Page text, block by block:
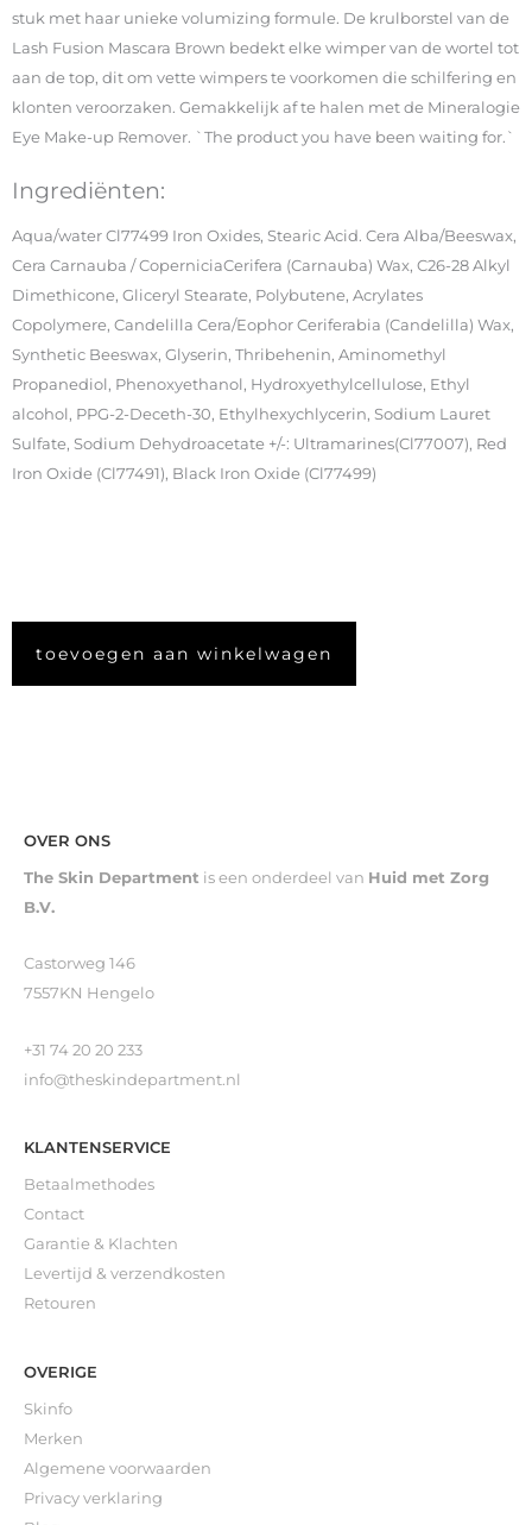
stuk met haar unieke volumizing formule. De krulborstel van de
Lash Fusion Mascara Brown bedekt elke wimper van de wortel tot
aan de top, dit om vette wimpers te voorkomen die schilfering en
klonten veroorzaken. Gemakkelijk af te halen met de Mineralogie
Eye Make-up Remover. `The product you have been waiting for.`
Ingrediënten:
Aqua/water Cl77499 Iron Oxides, Stearic Acid. Cera Alba/Beeswax,
Cera Carnauba / CoperniciaCerifera (Carnauba) Wax, C26-28 Alkyl
Dimethicone, Gliceryl Stearate, Polybutene, Acrylates
Copolymere, Candelilla Cera/Eophor Ceriferabia (Candelilla) Wax,
Synthetic Beeswax, Glyserin, Thribehenin, Aminomethyl
Propanediol, Phenoxyethanol, Hydroxyethylcellulose, Ethyl
alcohol, PPG-2-Deceth-30, Ethylhexychlycerin, Sodium Lauret
Sulfate, Sodium Dehydroacetate +/-: Ultramarines(Cl77007), Red
Iron Oxide (Cl77491), Black Iron Oxide (Cl77499)
toevoegen aan winkelwagen
OVER ONS
The Skin Department is een onderdeel van Huid met Zorg
B.V.
Castorweg 146
7557KN Hengelo
+31 74 20 20 233
info@theskindepartment.nl
KLANTENSERVICE
Betaalmethodes
Contact
Garantie & Klachten
Levertijd & verzendkosten
Retouren
OVERIGE
Skinfo
Merken
Algemene voorwaarden
Privacy verklaring